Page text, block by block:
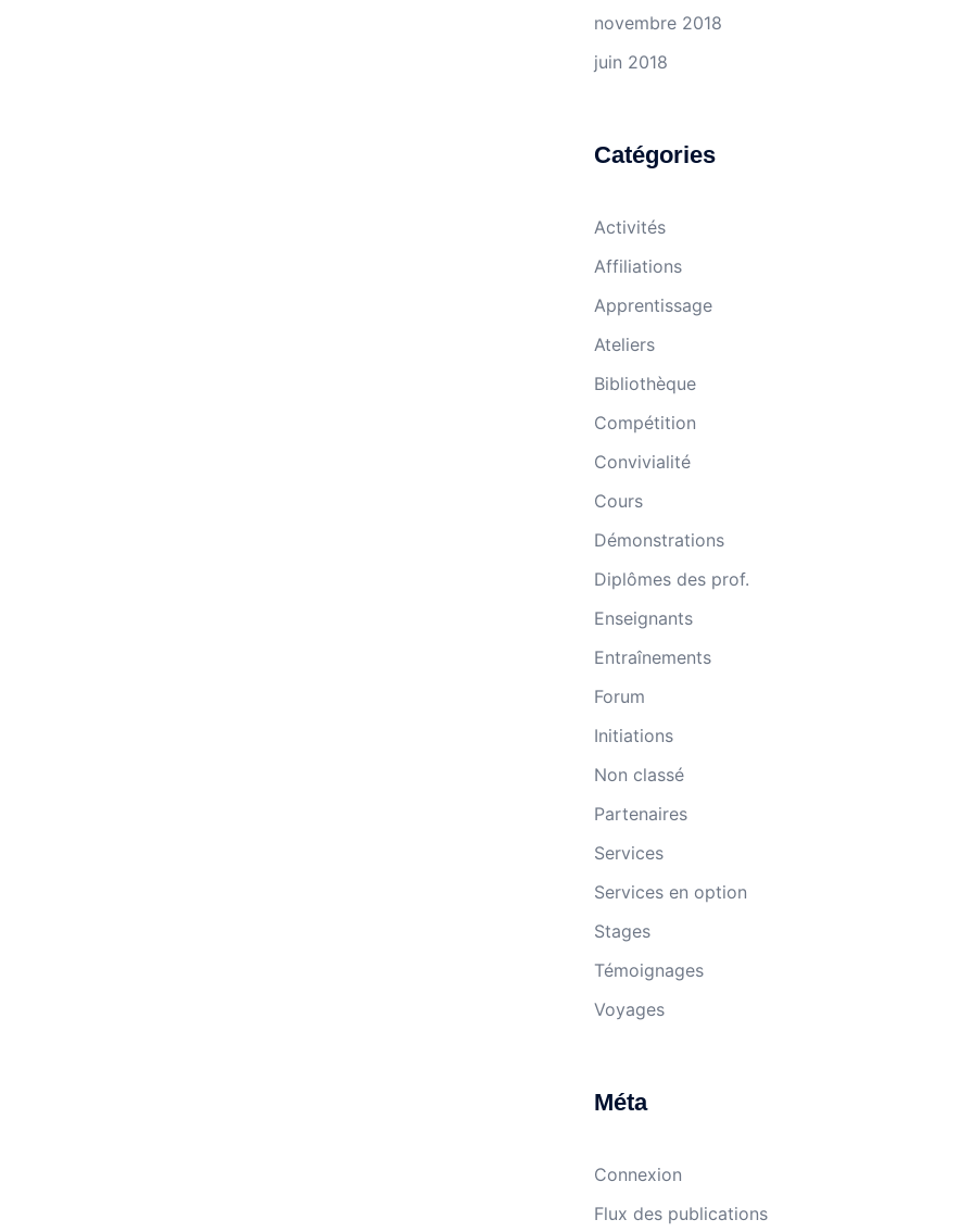
novembre 2018
juin 2018
Catégories
Activités
Affiliations
Apprentissage
Ateliers
Bibliothèque
Compétition
Convivialité
Cours
Démonstrations
Diplômes des prof.
Enseignants
Entraînements
Forum
Initiations
Non classé
Partenaires
Services
Services en option
Stages
Témoignages
Voyages
Méta
Connexion
Flux des publications